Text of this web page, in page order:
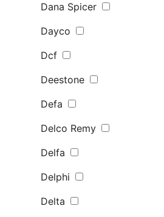
Dana Spicer
Dayco
Dcf
Deestone
Defa
Delco Remy
Delfa
Delphi
Delta